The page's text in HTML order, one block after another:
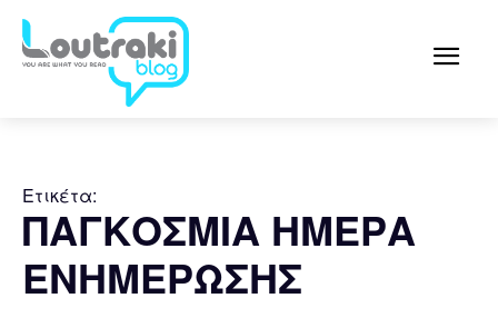
Ετικέτα:
ΠΑΓΚΟΣΜΙΑ ΗΜΕΡΑ
ΕΝΗΜΕΡΩΣΗΣ